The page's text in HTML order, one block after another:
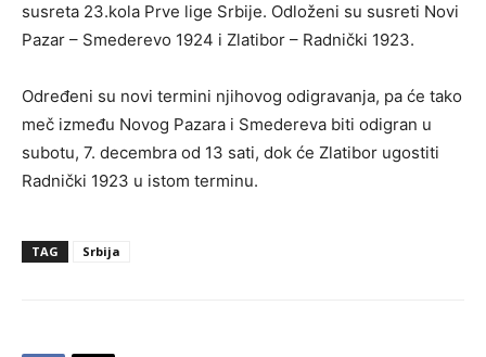
susreta 23.kola Prve lige Srbije. Odloženi su susreti Novi
Pazar – Smederevo 1924 i Zlatibor – Radnički 1923.
Određeni su novi termini njihovog odigravanja, pa će tako
meč između Novog Pazara i Smedereva biti odigran u
subotu, 7. decembra od 13 sati, dok će Zlatibor ugostiti
Radnički 1923 u istom terminu.
TAG Srbija